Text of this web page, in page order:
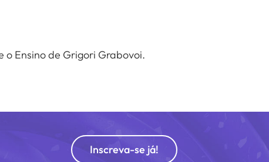
o Ensino de Grigori Grabovoi.
Inscreva-se já!